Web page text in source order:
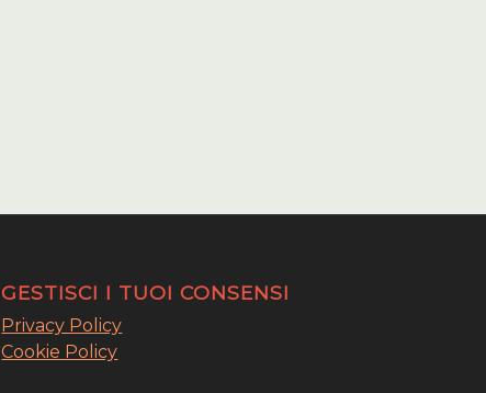
GESTISCI I TUOI CONSENSI
Privacy Policy
Cookie Policy